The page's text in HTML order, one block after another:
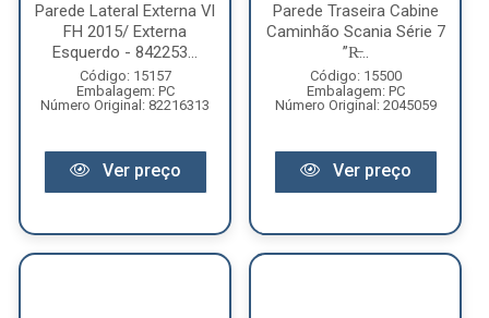
Parede Lateral Externa Vl
FH 2015/ Externa
Esquerdo - 842253...
Código: 15157
Embalagem: PC
Número Original: 82216313
Ver preço
Parede Traseira Cabine
Caminhão Scania Série 7
”R̶...
Código: 15500
Embalagem: PC
Número Original: 2045059
Ver preço